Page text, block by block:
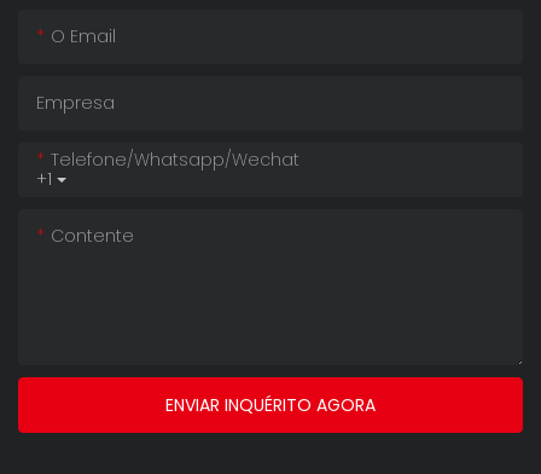
O Email
Empresa
+1
Telefone/whatsapp/wechat
Contente
ENVIAR INQUÉRITO AGORA